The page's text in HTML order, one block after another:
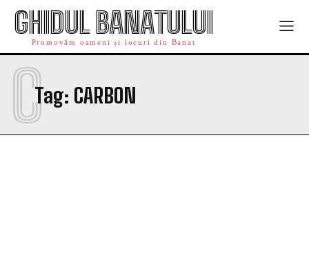
GHIDUL BANATULUI
Promovăm oameni și locuri din Banat
Tag: CARBON
C